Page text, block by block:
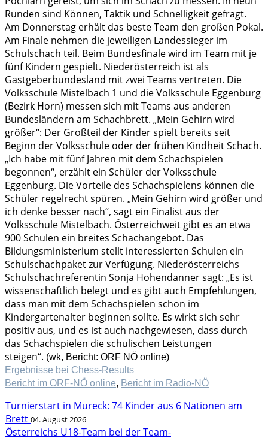
Runden sind Können, Taktik und Schnelligkeit gefragt.
Am Donnerstag erhält das beste Team den großen Pokal.
Am Finale nehmen die jeweiligen Landessieger im
Schulschach teil. Beim Bundesfinale wird im Team mit je
fünf Kindern gespielt. Niederösterreich ist als
Gastgeberbundesland mit zwei Teams vertreten. Die
Volksschule Mistelbach 1 und die Volksschule Eggenburg
(Bezirk Horn) messen sich mit Teams aus anderen
Bundesländern am Schachbrett. „Mein Gehirn wird
größer“: Der Großteil der Kinder spielt bereits seit
Beginn der Volksschule oder der frühen Kindheit Schach.
„Ich habe mit fünf Jahren mit dem Schachspielen
begonnen“, erzählt ein Schüler der Volksschule
Eggenburg. Die Vorteile des Schachspielens können die
Schüler regelrecht spüren. „Mein Gehirn wird größer und
ich denke besser nach“, sagt ein Finalist aus der
Volksschule Mistelbach. Österreichweit gibt es an etwa
900 Schulen ein breites Schachangebot. Das
Bildungsministerium stellt interessierten Schulen ein
Schulschachpaket zur Verfügung. Niederösterreichs
Schulschachreferentin Sonja Hohendanner sagt: „Es ist
wissenschaftlich belegt und es gibt auch Empfehlungen,
dass man mit dem Schachspielen schon im
Kindergartenalter beginnen sollte. Es wirkt sich sehr
positiv aus, und es ist auch nachgewiesen, dass durch
das Schachspielen die schulischen Leistungen
steigen“. (wk, Bericht: ORF NÖ online)
Ergebnisse bei Chess-Results
Bericht im ORF-NÖ online, Bericht im Radio-NÖ
Turnierstart in Mureck: 74 Kinder aus 6 Nationen am
Brett 04. August 2026
Österreichs U18-Team bei der Team-